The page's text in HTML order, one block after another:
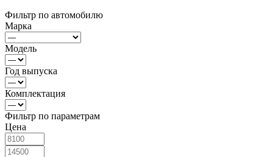
Фильтр по автомобилю
Марка
Модель
Год выпуска
Комплектация
Фильтр по параметрам
Цена